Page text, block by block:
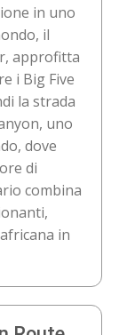
in uno
il
approfitta
i Big Five
la strada
uno
dove
di
combina
in